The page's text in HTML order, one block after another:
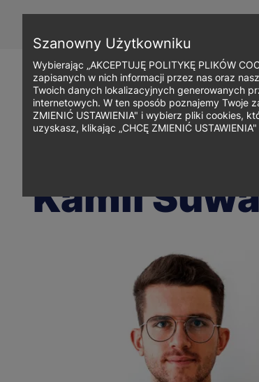
nawigacyjna
Kamil
Szanowny Użytkowniku
Wybierając „AKCEPTUJĘ POLITYKĘ PLIKÓW
zapisanych w nich informacji przez nas oraz
Twoich danych lokalizacyjnych generowanych
internetowych. W ten sposób poznajemy Twoje
ZMIENIĆ USTAWIENIA" i wybierz pliki cookies,
uzyskasz, klikając „CHCĘ ZMIENIĆ